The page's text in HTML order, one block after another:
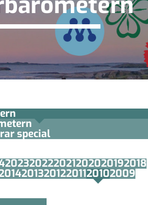
special
202320222021202020192018
20132012201120102009